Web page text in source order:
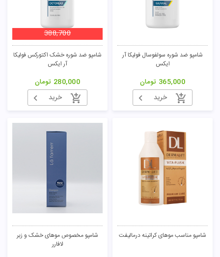
شامپو ضد شوره سولفوسال فولیکا آر
ایکس
365,000 تومان
خرید
شامپو ضد شوره خشک اکتورکس فولیکا
آر ایکس
388,700
280,000 تومان
خرید
شامپو مناسب موهای کراتینه درمالیفت
شامپو مخصوص موهای خشک و زبر
لافارر